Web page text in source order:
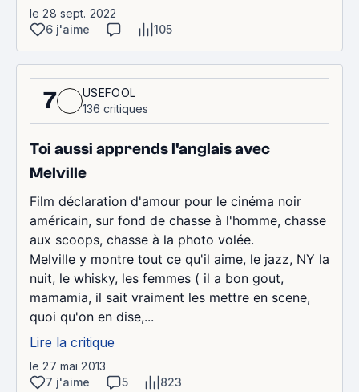
le 28 sept. 2022
6 j'aime
105
7
USEFOOL
136 critiques
Toi aussi apprends l'anglais avec
Melville
Film déclaration d'amour pour le cinéma noir
américain, sur fond de chasse à l'homme, chasse
aux scoops, chasse à la photo volée.
Melville y montre tout ce qu'il aime, le jazz, NY la
nuit, le whisky, les femmes ( il a bon gout,
mamamia, il sait vraiment les mettre en scene,
quoi qu'on en dise,...
Lire la critique
le 27 mai 2013
7 j'aime
5 823